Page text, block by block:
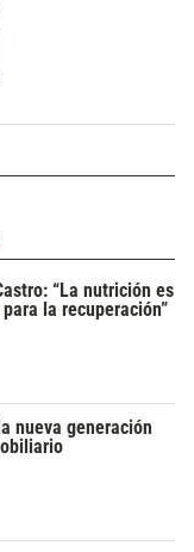
“La nutrición es
la recuperación”
nueva generación